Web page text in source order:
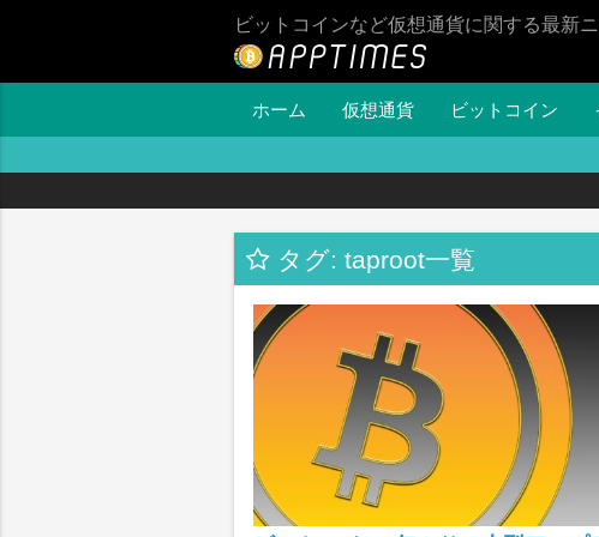
ビットコインなど仮想通貨に関する最新
ホーム 仮想通貨 ビットコイン
タグ: taproot一覧